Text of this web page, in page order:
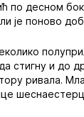
по десном
је поново
и до
ривала.